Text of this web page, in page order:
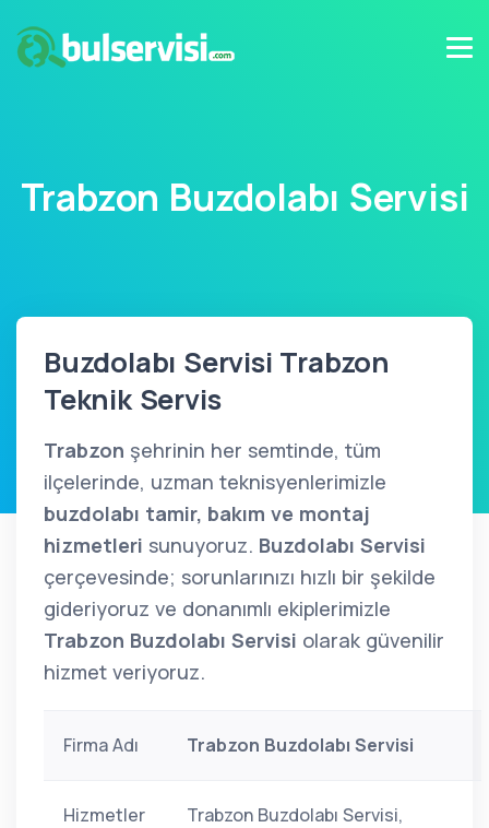
Trabzon Buzdolabı Servisi
Buzdolabı Servisi Trabzon
Teknik Servis
Trabzon şehrinin her semtinde, tüm
ilçelerinde, uzman teknisyenlerimizle
buzdolabı tamir, bakım ve montaj
hizmetleri sunuyoruz. Buzdolabı Servisi
çerçevesinde; sorunlarınızı hızlı bir şekilde
gideriyoruz ve donanımlı ekiplerimizle
Trabzon Buzdolabı Servisi olarak güvenilir
hizmet veriyoruz.
Firma Adı Trabzon Buzdolabı Servisi
Hizmetler
Trabzon Buzdolabı Servisi,